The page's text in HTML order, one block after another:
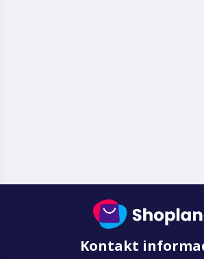
Kontakt